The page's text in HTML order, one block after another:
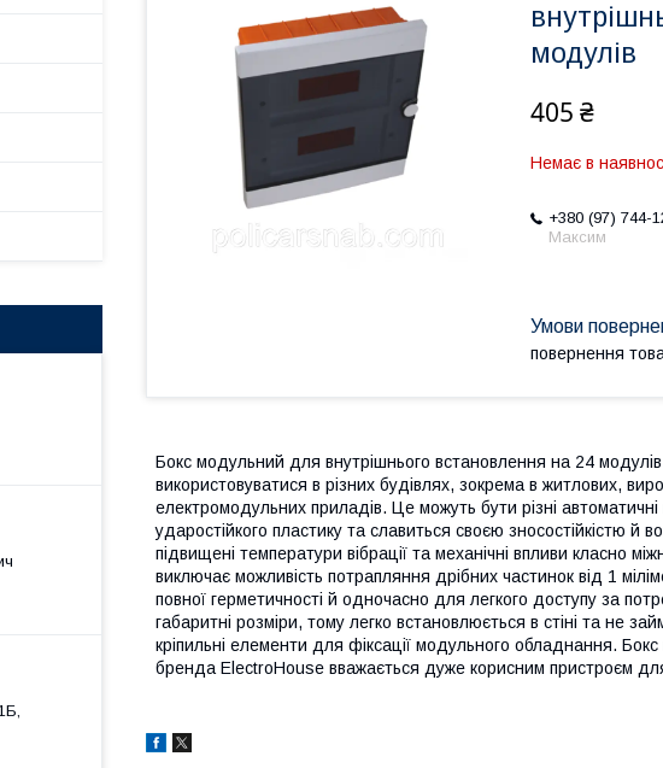
модулів
405 ₴
Немає в
+380 (97) 744-
Максим
повернення
Бокс модульний для внутрішнього встановлення на 24
використовуватися в різних будівлях, зокрема в житлових,
електромодульних приладів. Це можуть бути різні
ударостійкого пластику та славиться своєю зносостійкістю й
підвищені температури вібрації та механічні впливи класно
виключає можливість потрапляння дрібних частинок від 1
повної герметичності й одночасно для легкого доступу за
габаритні розміри, тому легко встановлюється в стіні та не
кріпильні елементи для фіксації модульного обладнання.
бренда ElectroHouse вважається дуже корисним пристроєм